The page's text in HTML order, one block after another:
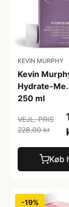
KEVIN MURPHY
Kevin
Hydrate-
250 ml
VEJL. PRIS
228,00 kr
Køb
-19%